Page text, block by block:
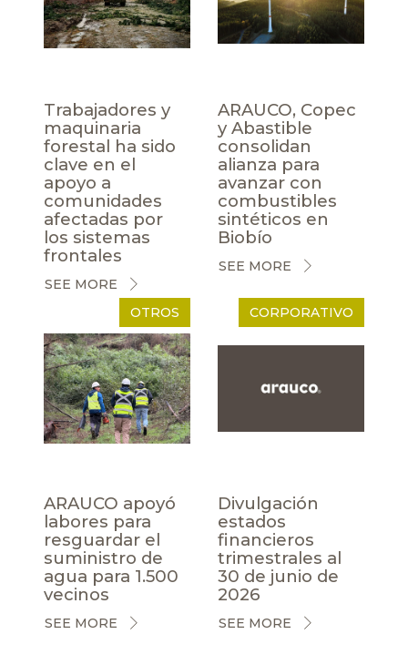
Trabajadores y
maquinaria
forestal ha sido
clave en el
apoyo a
comunidades
afectadas por
los sistemas
frontales
SEE MORE
ARAUCO, Copec
y Abastible
consolidan
alianza para
avanzar con
combustibles
sintéticos en
Biobío
SEE MORE
OTROS
ARAUCO apoyó
labores para
resguardar el
suministro de
agua para 1.500
vecinos
SEE MORE
CORPORATIVO
Divulgación
estados
financieros
trimestrales al
30 de junio de
2026
SEE MORE